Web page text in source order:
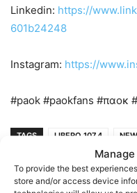
To provide the best
store and/or access device
Linkedin: https://
601b24248
Instagram: https://
#paok #paokfans #παοκ
TAGS LIBERO 107.4